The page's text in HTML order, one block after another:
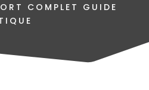
COMPLET GUIDE